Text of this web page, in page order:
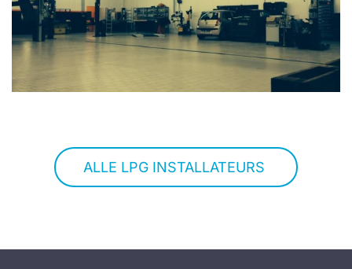
ALLE LPG INSTALLATEURS